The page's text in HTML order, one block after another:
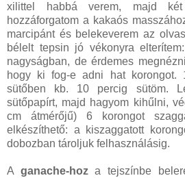
xilittel habbá verem, majd két
hozzáforgatom a kakaós
marcipánt és belekeverem az
bélelt tepsin jó vékonyra
nagyságban, de érdemes
hogy ki fog-e adni hat korongot.
sütőben kb. 10 percig sütöm.
sütőpapírt, majd hagyom kihűlni,
cm átmérőjű) 6 korongot
elkészíthető: a kiszaggatott
dobozban tároljuk felhasználásig.
A ganache-hoza tejszínbe